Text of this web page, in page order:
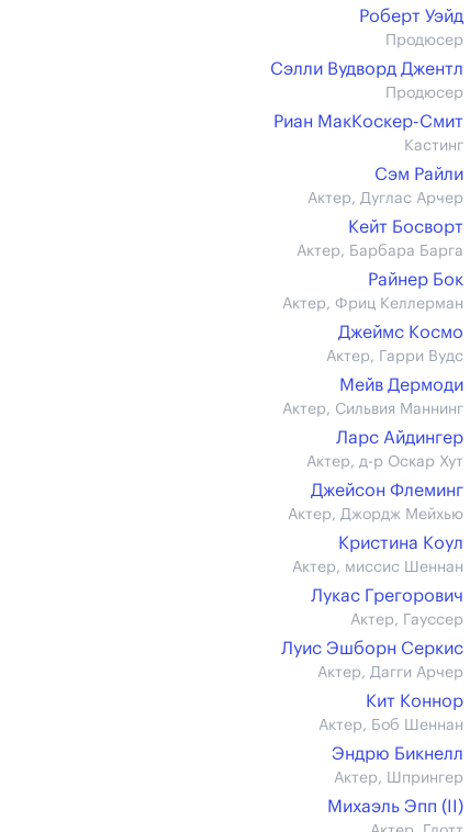
Роберт Уэйд
Продюсер
Сэлли Вудворд Джентл
Продюсер
Риан МакКоскер-Смит
Кастинг
Сэм Райли
Актер, Дуглас Арчер
Кейт Босворт
Актер, Барбара Барга
Райнер Бок
Актер, Фриц Келлерман
Джеймс Космо
Актер, Гарри Вудс
Мейв Дермоди
Актер, Сильвия Маннинг
Ларс Айдингер
Актер, д-р Оскар Хут
Джейсон Флеминг
Актер, Джордж Мейхью
Кристина Коул
Актер, миссис Шеннан
Лукас Грегорович
Актер, Гауссер
Луис Эшборн Серкис
Актер, Дагги Арчер
Кит Коннор
Актер, Боб Шеннан
Эндрю Бикнелл
Актер, Шпрингер
Михаэль Эпп (II)